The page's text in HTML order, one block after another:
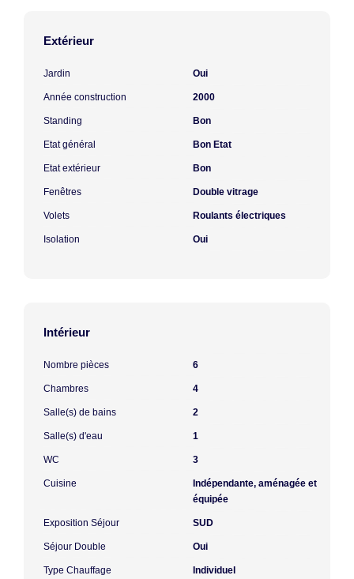
Extérieur
Jardin Oui
Année construction 2000
Standing Bon
Etat général Bon Etat
Etat extérieur Bon
Fenêtres Double vitrage
Volets Roulants électriques
Isolation Oui
Intérieur
Nombre pièces 6
Chambres 4
Salle(s) de bains 2
Salle(s) d'eau 1
WC 3
Cuisine
Indépendante, aménagée et
équipée
Exposition Séjour SUD
Séjour Double Oui
Type Chauffage Individuel